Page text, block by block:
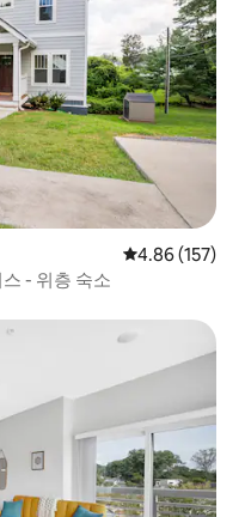
평점 4.86점(5
4.86 (157)
- 위층 숙소